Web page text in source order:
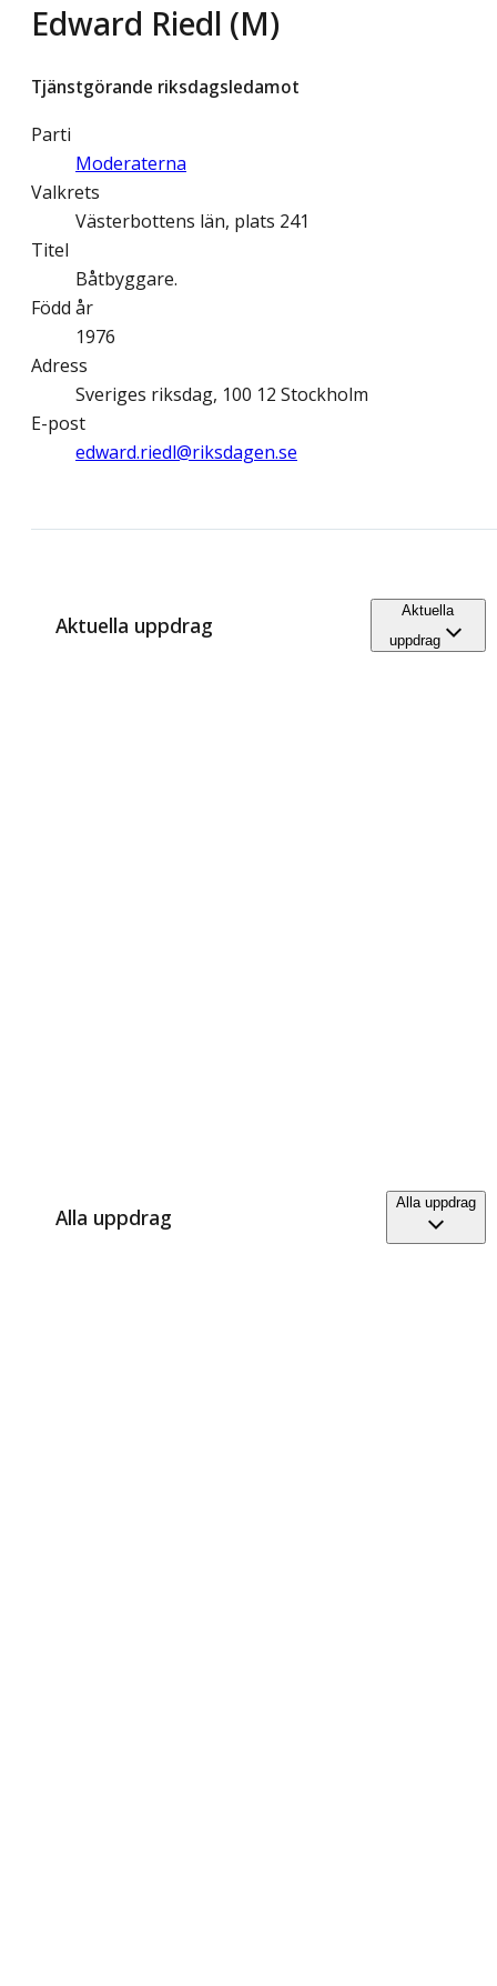
Edward Riedl (M)
Tjänstgörande riksdagsledamot
Parti
Moderaterna
Valkrets
Västerbottens län, plats 241
Titel
Båtbyggare.
Född år
1976
Adress
Sveriges riksdag, 100 12 Stockholm
E-post
edward.riedl@­riksdagen.se
Aktuella uppdrag
Aktuella
uppdrag
Alla uppdrag
Alla uppdrag